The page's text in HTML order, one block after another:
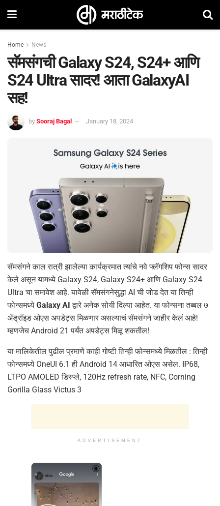
Home News
सॅमसंगची Galaxy S24, S24+ आणि
S24 Ultra सादर! आता GalaxyAI
सह!
by Sooraj Bagal January 18, 2024
सॅमसंगने काल रात्री झालेल्या कार्यक्रमात त्यांचे नवे फ्लॅगशिप फोन्स सादर
केले असून यामध्ये Galaxy S24, Galaxy S24+ आणि Galaxy S24
Ultra चा समावेश आहे. यावेळी सॅमसंगनेसुद्धा AI ची जोड देत या तिन्ही
फोन्समध्ये Galaxy AIद्वारे अनेक सोयी दिल्या आहेत. या फोन्सना तब्बल ७
अँड्रॉइड ओएस अपडेट्स मिळणार असल्याचं सॅमसंगने जाहीर केलं आहे!
म्हणजेच Android 21 पर्यंत अपडेट्स मिळू शकतील!
या मालिकेतील पुढील प्रमाणे काही गोष्टी तिन्ही फोन्समध्ये मिळतील : तिन्ही
फोन्समध्ये OneUI 6.1 ही Android 14 आधारित ओएस असेल. IP68,
LTPO AMOLED डिस्प्ले, 120Hz refresh rate, NFC, Corning
Gorilla Glass Victus 3
ADVERTISEMENT